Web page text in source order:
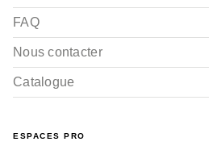
FAQ
Nous contacter
Catalogue
ESPACES PRO